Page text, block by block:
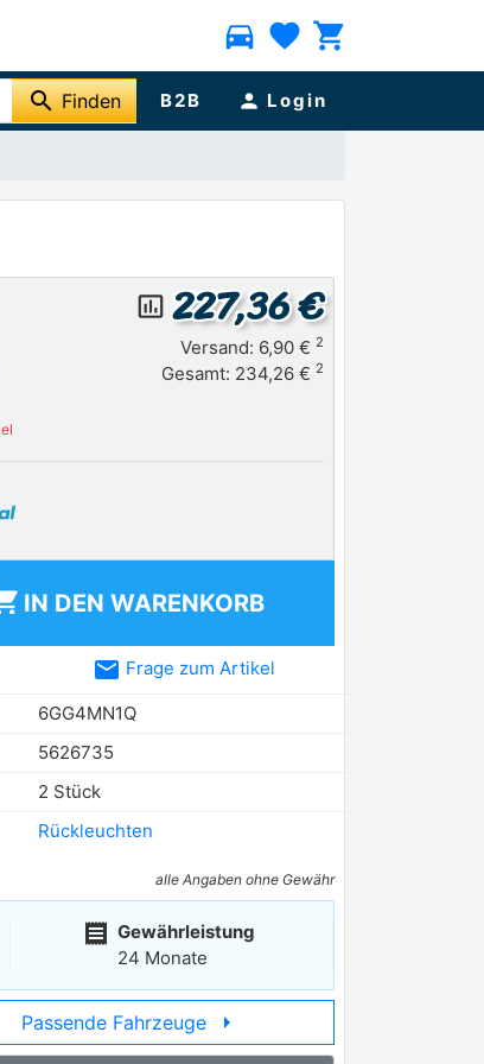
directions_car favorite shopping_cart
search Finden B2B person Login
insert_chart_outlined 227,36 €
Versand: 6,90 € 2
Gesamt: 234,26 € 2
IN DEN WARENKORB
email Frage zum Artikel
6GG4MN1Q
5626735
2 Stück
Rückleuchten
alle Angaben ohne Gewähr
receipt Gewährleistung
24 Monate
Passende Fahrzeuge arrow_right